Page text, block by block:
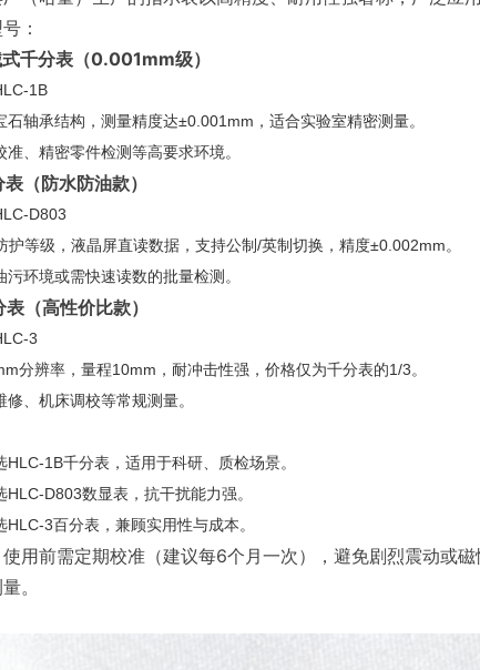
：
千分表（0.001mm级）
1B
石轴承结构，测量精度达±0.001mm，适合实验室精密测量。
准、精密零件检测等高要求环境。
（防水防油款）
D803
护等级，液晶屏直读数据，支持公制/英制切换，精度±0.002mm。
污环境或需快速读数的批量检测。
（高性价比款）
3
分辨率，量程10mm，耐冲击性强，价格仅为千分表的1/3。
修、机床调校等常规测量。
HLC-1B千分表，适用于科研、质检场景。
HLC-D803数显表，抗干扰能力强。
HLC-3百分表，兼顾实用性与成本。
使用前需定期校准（建议每6个月一次），避免剧烈震动或
。